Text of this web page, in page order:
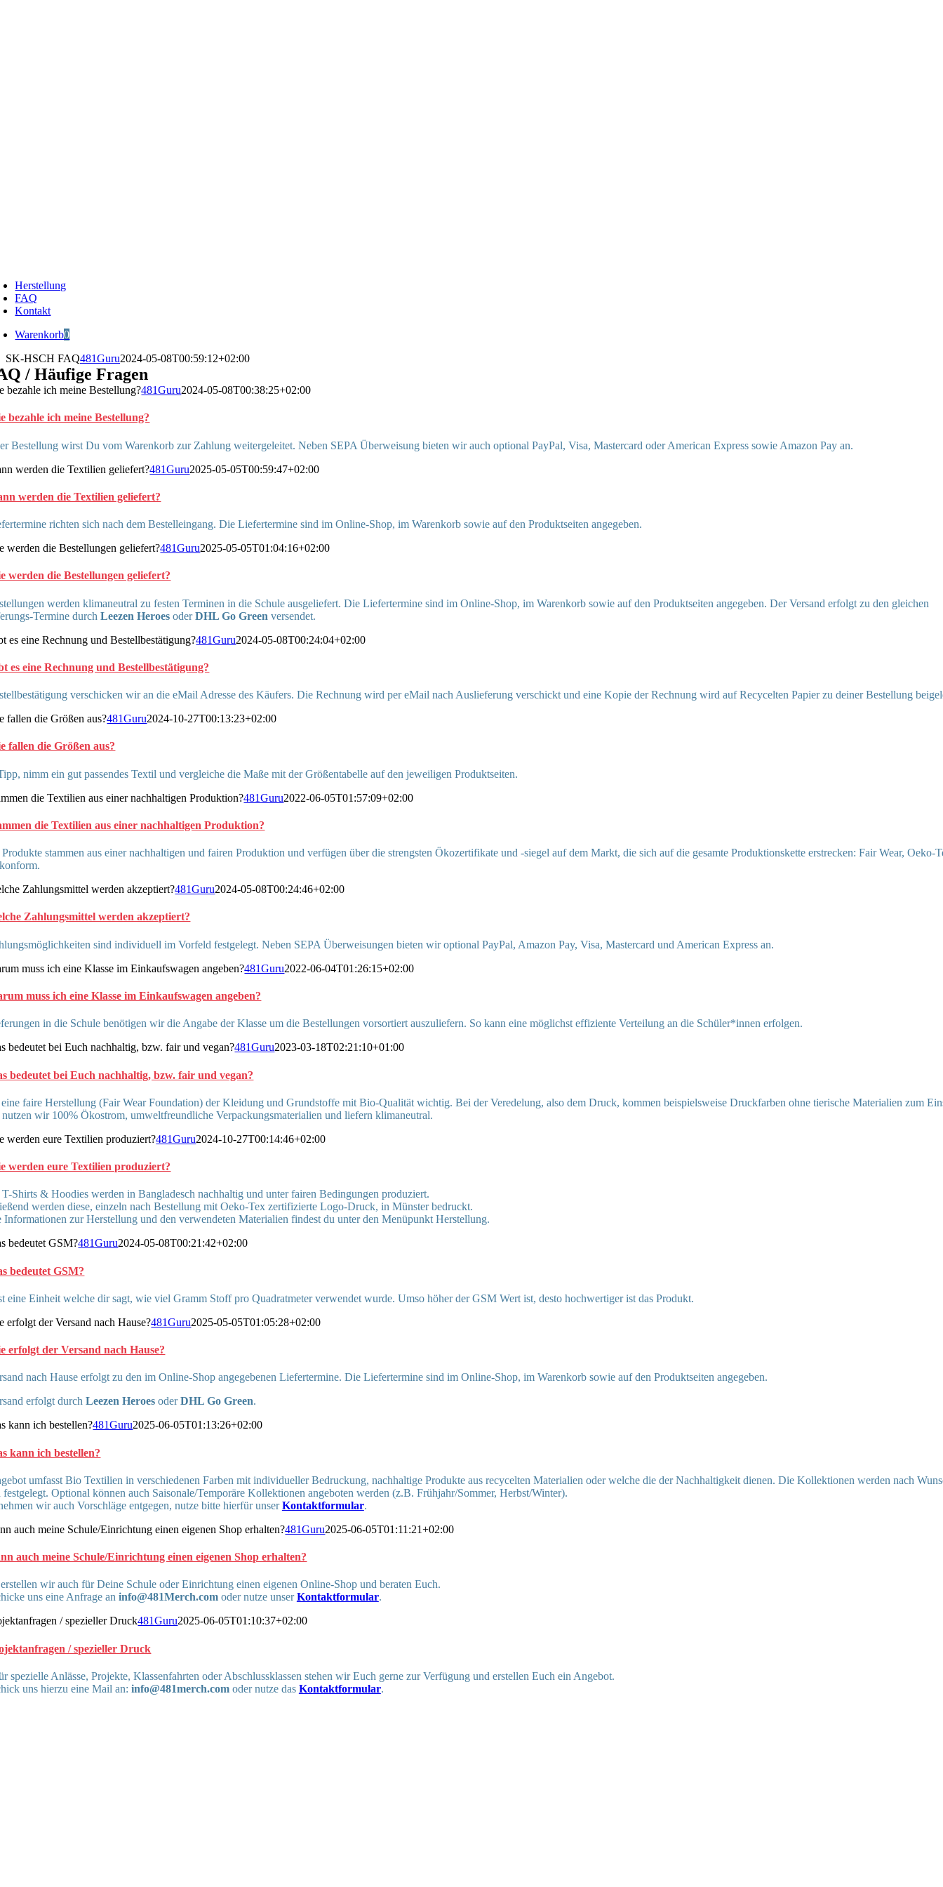
Herstellung
FAQ
Kontakt
Warenkorb0
SK-HSCH FAQ481Guru2024-05-08T00:59:12+02:00
/ Häufige Fragen
bezahle ich meine Bestellung?481Guru2024-05-08T00:38:25+02:00
bezahle ich meine Bestellung?
Bestellung wirst Du vom Warenkorb zur Zahlung weitergeleitet. Neben SEPA Überweisung bieten wir auch optional PayPal, Visa, Mastercard oder American Express sowie Amazon Pay an.
werden die Textilien geliefert?481Guru2025-05-05T00:59:47+02:00
werden die Textilien geliefert?
richten sich nach dem Bestelleingang. Die Liefertermine sind im Online-Shop, im Warenkorb sowie auf den Produktseiten angegeben.
werden die Bestellungen geliefert?481Guru2025-05-05T01:04:16+02:00
werden die Bestellungen geliefert?
werden klimaneutral zu festen Terminen in die Schule ausgeliefert. Die Liefertermine sind im Online-Shop, im Warenkorb sowie auf den Produktseiten angegeben. Der Versand erfolgt zu den gleichen
Termine durch Leezen HeroesoderDHL Go Green versendet.
es eine Rechnung und Bestellbestätigung?481Guru2024-05-08T00:24:04+02:00
es eine Rechnung und Bestellbestätigung?
verschicken wir an die eMail Adresse des Käufers. Die Rechnung wird per eMail nach Auslieferung verschickt und eine Kopie der Rechnung wird auf Recycelten Papier zu deiner Bestellung
fallen die Größen aus?481Guru2024-10-27T00:13:23+02:00
fallen die Größen aus?
nimm ein gut passendes Textil und vergleiche die Maße mit der Größentabelle auf den jeweiligen Produktseiten.
die Textilien aus einer nachhaltigen Produktion?481Guru2022-06-05T01:57:09+02:00
die Textilien aus einer nachhaltigen Produktion?
stammen aus einer nachhaltigen und fairen Produktion und verfügen über die strengsten Ökozertifikate und -siegel auf dem Markt, die sich auf die gesamte Produktionskette erstrecken: Fair Wear, Oeko-
Zahlungsmittel werden akzeptiert?481Guru2024-05-08T00:24:46+02:00
Zahlungsmittel werden akzeptiert?
sind individuell im Vorfeld festgelegt. Neben SEPA Überweisungen bieten wir optional PayPal, Amazon Pay, Visa, Mastercard und American Express an.
muss ich eine Klasse im Einkaufswagen angeben?481Guru2022-06-04T01:26:15+02:00
muss ich eine Klasse im Einkaufswagen angeben?
in die Schule benötigen wir die Angabe der Klasse um die Bestellungen vorsortiert auszuliefern. So kann eine möglichst effiziente Verteilung an die Schüler*innen erfolgen.
bedeutet bei Euch nachhaltig, bzw. fair und vegan?481Guru2023-03-18T02:21:10+01:00
bedeutet bei Euch nachhaltig, bzw. fair und vegan?
faire Herstellung (Fair Wear Foundation) der Kleidung und Grundstoffe mit Bio-Qualität wichtig. Bei der Veredelung, also dem Druck, kommen beispielsweise Druckfarben ohne tierische Materialien zum
wir 100% Ökostrom, umweltfreundliche Verpackungsmaterialien und liefern klimaneutral.
werden eure Textilien produziert?481Guru2024-10-27T00:14:46+02:00
werden eure Textilien produziert?
T-Shirts & Hoodies werden in Bangladesch nachhaltig und unter fairen Bedingungen produziert.
werden diese, einzeln nach Bestellung mit Oeko-Tex zertifizierte Logo-Druck, in Münster bedruckt.
Informationen zur Herstellung und den verwendeten Materialien findest du unter den Menüpunkt Herstellung.
bedeutet GSM?481Guru2024-05-08T00:21:42+02:00
bedeutet GSM?
eine Einheit welche dir sagt, wie viel Gramm Stoff pro Quadratmeter verwendet wurde. Umso höher der GSM Wert ist, desto hochwertiger ist das Produkt.
erfolgt der Versand nach Hause?481Guru2025-05-05T01:05:28+02:00
erfolgt der Versand nach Hause?
nach Hause erfolgt zu den im Online-Shop angegebenen Liefertermine. Die Liefertermine sind im Online-Shop, im Warenkorb sowie auf den Produktseiten angegeben.
erfolgt durch Leezen HeroesoderDHL Go Green.
kann ich bestellen?481Guru2025-06-05T01:13:26+02:00
kann ich bestellen?
umfasst Bio Textilien in verschiedenen Farben mit individueller Bedruckung, nachhaltige Produkte aus recycelten Materialien oder welche die der Nachhaltigkeit dienen. Die Kollektionen werden nach
Optional können auch Saisonale/Temporäre Kollektionen angeboten werden (z.B. Frühjahr/Sommer, Herbst/Winter).
wir auch Vorschläge entgegen, nutze bitte hierfür unserKontaktformular.
auch meine Schule/Einrichtung einen eigenen Shop erhalten?481Guru2025-06-05T01:11:21+02:00
auch meine Schule/Einrichtung einen eigenen Shop erhalten?
wir auch für Deine Schule oder Einrichtung einen eigenen Online-Shop und beraten Euch.
uns eine Anfrage an info@481Merch.comoder nutze unserKontaktformular.
/ spezieller Druck481Guru2025-06-05T01:10:37+02:00
/ spezieller Druck
spezielle Anlässe, Projekte, Klassenfahrten oder Abschlussklassen stehen wir Euch gerne zur Verfügung und erstellen Euch ein Angebot.
uns hierzu eine Mail an: info@481merch.comoder nutze das Kontaktformular.